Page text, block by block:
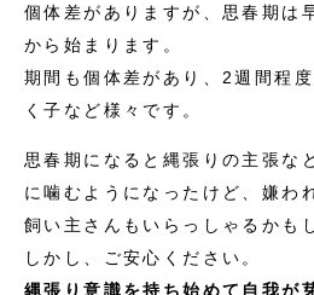
個体差がありますが、思春期は
から始まります。
期間も個体差があり、2週間程
く子など様々です。
思春期になると縄張りの主張な
に噛むようになったけど、嫌わ
飼い主さんもいらっしゃるかも
しかし、ご安心ください。
縄張り意識を持ち始めて自我が